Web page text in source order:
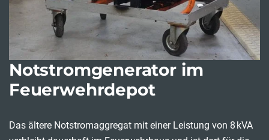
Notstromgenerator im
Feuerwehrdepot
Das ältere Notstromaggregat mit einer Leistung von 8 kVA